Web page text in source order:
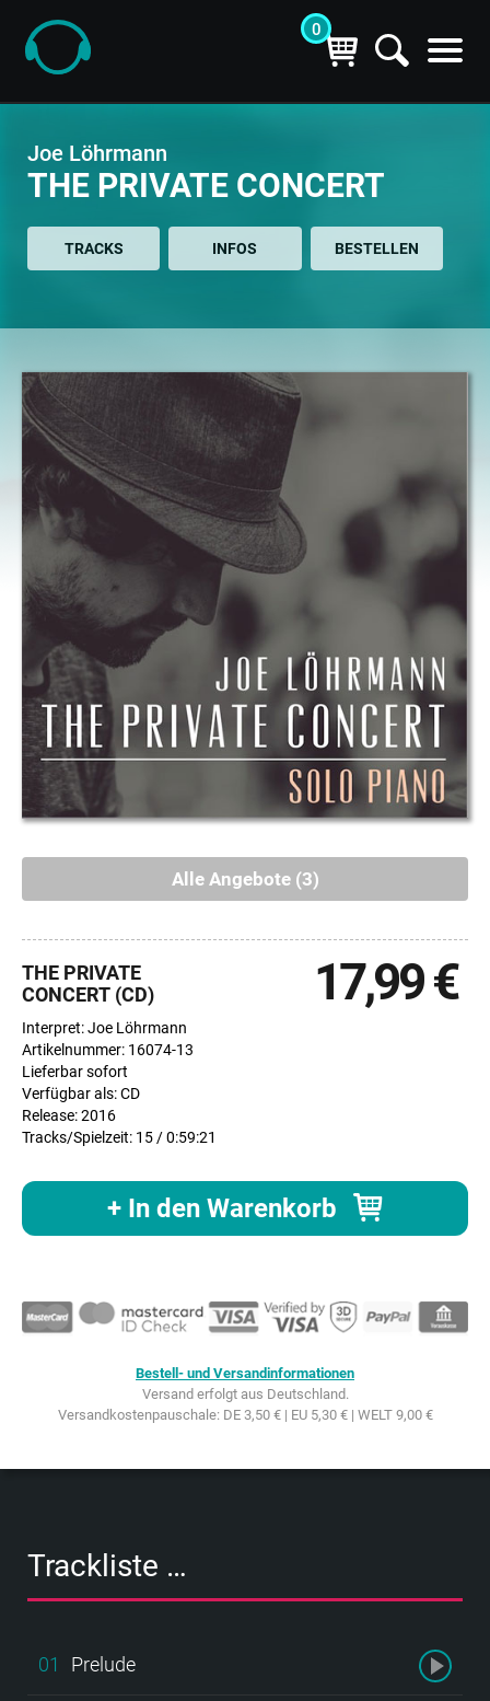
0
Joe Löhrmann
THE PRIVATE CONCERT
TRACKS INFOS BESTELLEN
Trackliste …
01 Prelude
Alle Angebote (3)
THE PRIVATE
CONCERT (CD)
17,99 €
Interpret: Joe Löhrmann
Artikelnummer: 16074-13
Lieferbar sofort
Verfügbar als: CD
Release: 2016
Tracks/Spielzeit: 15 / 0:59:21
+ In den Warenkorb
Bestell- und Versandinformationen
Versand erfolgt aus Deutschland.
Versandkostenpauschale: DE 3,50 € | EU 5,30 € | WELT 9,00 €